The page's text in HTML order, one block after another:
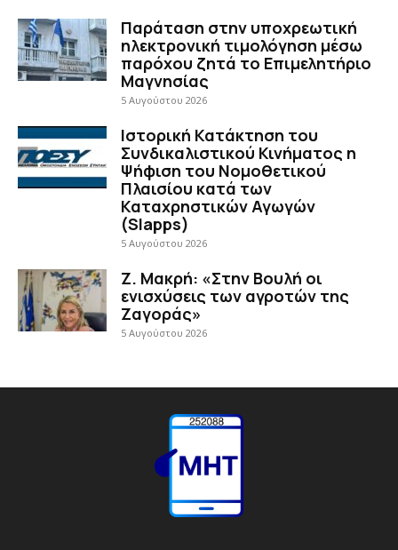
Παράταση στην υποχρεωτική
ηλεκτρονική τιμολόγηση μέσω
παρόχου ζητά το Επιμελητήριο
Μαγνησίας
5 Αυγούστου 2026
Ιστορική Κατάκτηση του
Συνδικαλιστικού Κινήματος η
Ψήφιση του Νομοθετικού
Πλαισίου κατά των
Καταχρηστικών Αγωγών
(Slapps)
5 Αυγούστου 2026
Ζ. Μακρή: «Στην Βουλή οι
ενισχύσεις των αγροτών της
Ζαγοράς»
5 Αυγούστου 2026